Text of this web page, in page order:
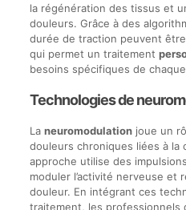
la régénération des tissus et
douleurs. Grâce à des
durée de traction peuvent
qui permet un traitement
besoins spécifiques de
Technologies de
La neuromodulationjoue un
douleurs chroniques liées à la
approche utilise des
moduler l’activité nerveuse et
douleur. En intégrant ces
traitement, les